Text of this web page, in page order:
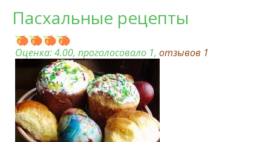
Пасхальные рецепты
Оценка:4.00, проголосовало 1, отзывов 1